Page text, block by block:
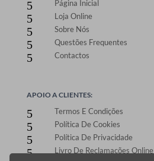
5 Página Inicial
5 Loja Online
5 Sobre Nós
5 Questões Frequentes
5 Contactos
APOIO A CLIENTES:
5 Termos E Condições
5 Política De Cookies
5 Política De Privacidade
5 Livro De Reclamações Online